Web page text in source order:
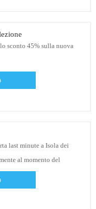
sconto 45% sulla nuova
last minute a Isola dei
al momento del